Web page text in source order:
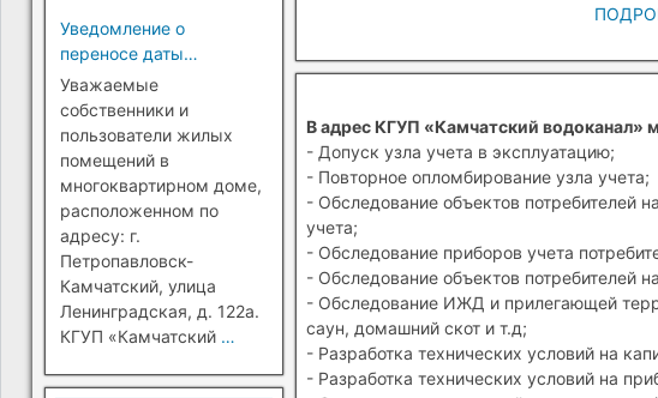
В адрес КГУП «Камчатский водоканал»
- Допуск узла учета в эксплуатацию;
- Повторное опломбирование узла учета;
- Обследование объектов потребителей
учета;
- Обследование приборов учета
- Обследование объектов потребителей
- Обследование ИЖД и прилегающей
саун, домашний скот и т.д;
- Разработка технических условий на
- Разработка технических условий на
Уведомление о
переносе даты
перехода на прямые
платежи (г.
Петропавловск-
Камчатский)
Уважаемые
собственники и
пользователи жилых
помещений в
многоквартирном доме,
расположенном по
адресу: г.
Петропавловск-
Камчатский, улица
Ленинградская, д. 122а.
КГУП «Камчатский …